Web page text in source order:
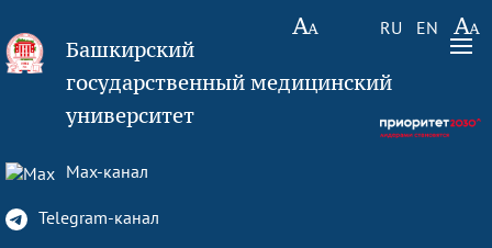
RU EN
Башкирский
государственный медицинский
университет
Max-канал
Telegram-канал